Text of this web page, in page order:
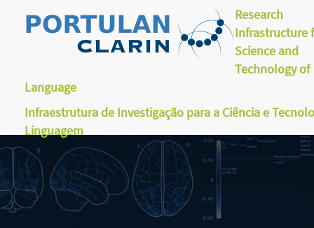
Research
Infrastructure
Science and
Technology of
Language
Infraestrutura de Investigação para a Ciência e
Linguagem